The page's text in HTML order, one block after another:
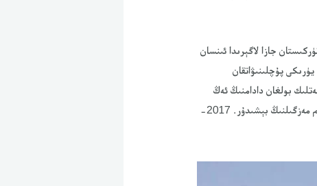
جازا لاگېرىدا ئىنسان
پۇچلىنىۋاتقان
بولغان دادامنىڭ ئەڭ
ئاخىرقى ئاۋازىنى ئاڭلىغان ۋە مېنى دادامدىن، شۇنداقلا 19 ئائىلە ئەزالىرىمدىن مەڭگۈ ئايرىۋەتكەن شۇ مەشئۇم مەزگىلنىڭ بېشىدۇر. 2017-